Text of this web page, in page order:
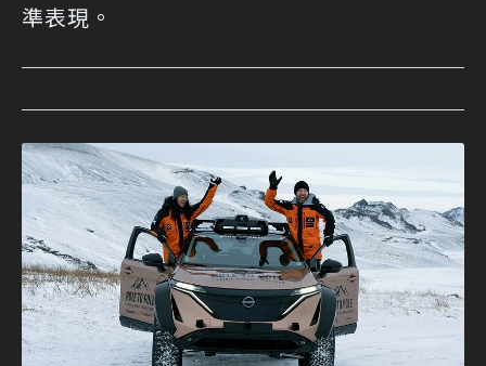
準表現。